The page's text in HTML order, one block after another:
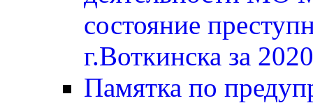
состояние
г.Воткинска за
Памятка по